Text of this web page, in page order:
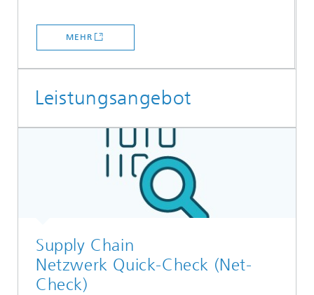
MEHR
Leistungsangebot
Supply Chain
Netzwerk Quick-Check (Net-
Check)